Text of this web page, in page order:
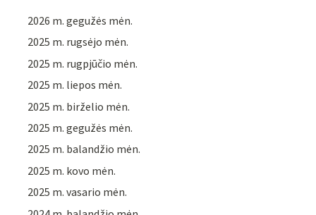
2026 m. gegužės mėn.
2025 m. rugsėjo mėn.
2025 m. rugpjūčio mėn.
2025 m. liepos mėn.
2025 m. birželio mėn.
2025 m. gegužės mėn.
2025 m. balandžio mėn.
2025 m. kovo mėn.
2025 m. vasario mėn.